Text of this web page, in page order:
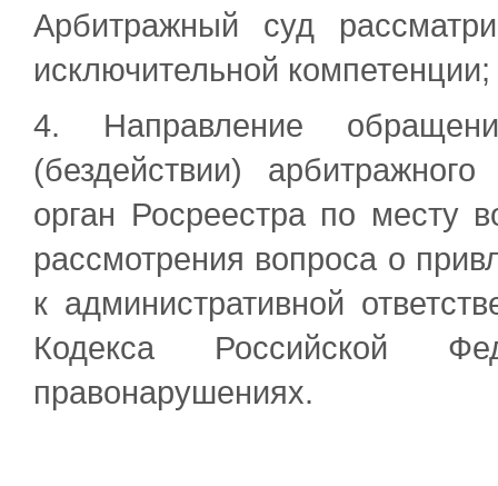
Арбитражный суд
исключительной компетенции;
4. Направление
(бездействии)
орган Росреестра по месту
рассмотрения вопроса о
к административной
Кодекса Российской
правонарушениях.